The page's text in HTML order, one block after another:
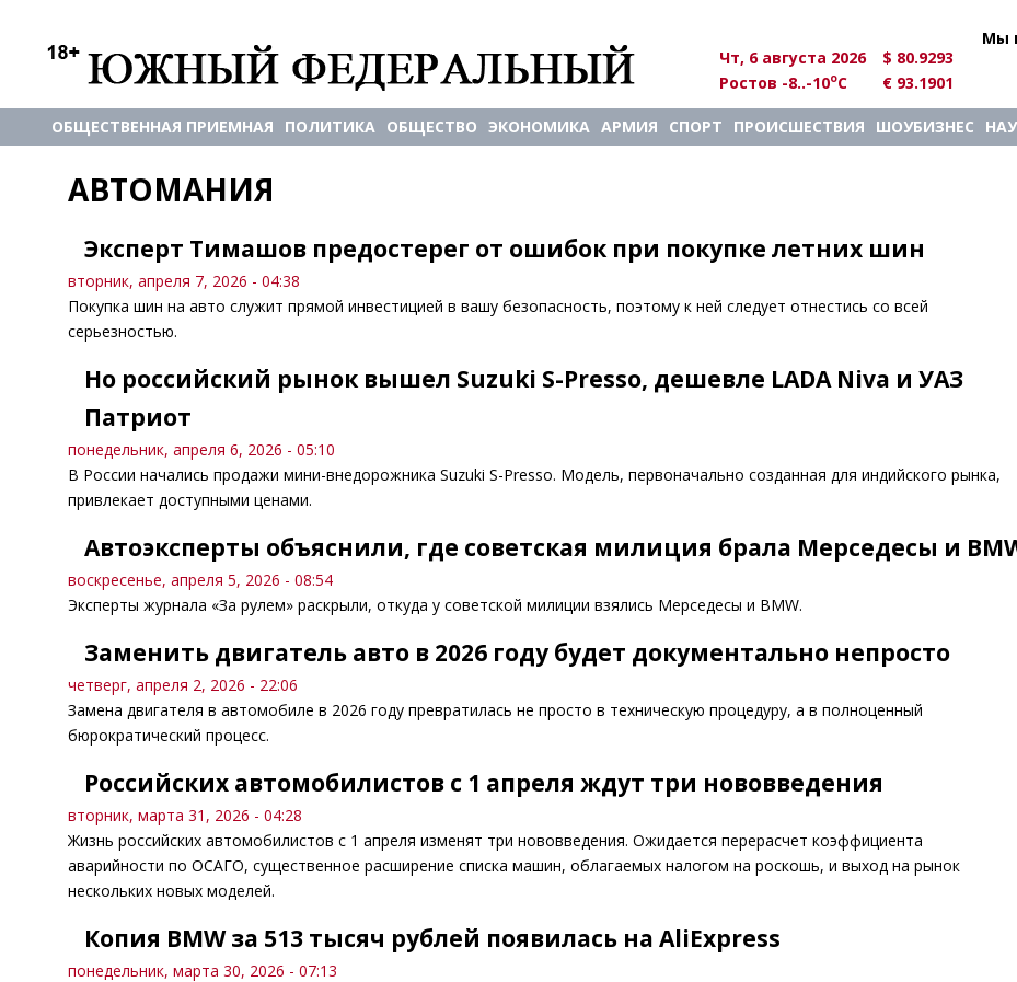
Мы
Чт, 6 августа 2026
$ 80.9293
Ростов -8..-10oC € 93.1901
ОБЩЕСТВЕННАЯ ПРИЕМНАЯ ПОЛИТИКА ОБЩЕСТВО ЭКОНОМИКА АРМИЯ СПОРТ ПРОИСШЕСТВИЯ ШОУБИЗНЕС
АВТОМАНИЯ
Эксперт Тимашов предостерег от ошибок при покупке летних шин
вторник, апреля 7, 2026 - 04:38
Покупка шин на авто служит прямой инвестицией в вашу безопасность, поэтому к ней следует отнестись со всей
серьезностью.
Но российский рынок вышел Suzuki S-Presso, дешевле LADA Niva и УАЗ
Патриот
понедельник, апреля 6, 2026 - 05:10
В России начались продажи мини-внедорожника Suzuki S-Presso. Модель, первоначально созданная для индийского рынка,
привлекает доступными ценами.
Автоэксперты объяснили, где советская милиция брала Мерседесы и
воскресенье, апреля 5, 2026 - 08:54
Эксперты журнала «За рулем» раскрыли, откуда у советской милиции взялись Мерседесы и BMW.
Заменить двигатель авто в 2026 году будет документально непросто
четверг, апреля 2, 2026 - 22:06
Замена двигателя в автомобиле в 2026 году превратилась не просто в техническую процедуру, а в полноценный
бюрократический процесс.
Российских автомобилистов с 1 апреля ждут три нововведения
вторник, марта 31, 2026 - 04:28
Жизнь российских автомобилистов с 1 апреля изменят три нововведения. Ожидается перерасчет коэффициента
аварийности по ОСАГО, существенное расширение списка машин, облагаемых налогом на роскошь, и выход на рынок
нескольких новых моделей.
Копия BMW за 513 тысяч рублей появилась на AliExpress
понедельник, марта 30, 2026 - 07:13